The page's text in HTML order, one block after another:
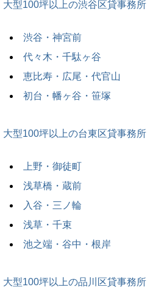
大型100坪以上の渋谷区貸事務所
渋谷・神宮前
代々木・千駄ヶ谷
恵比寿・広尾・代官山
初台・幡ヶ谷・笹塚
大型100坪以上の台東区貸事務所
上野・御徒町
浅草橋・蔵前
入谷・三ノ輪
浅草・千束
池之端・谷中・根岸
大型100坪以上の品川区貸事務所